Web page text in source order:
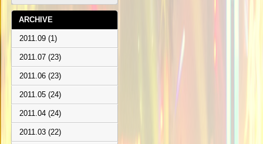
ARCHIVE
2011.09 (1)
2011.07 (23)
2011.06 (23)
2011.05 (24)
2011.04 (24)
2011.03 (22)